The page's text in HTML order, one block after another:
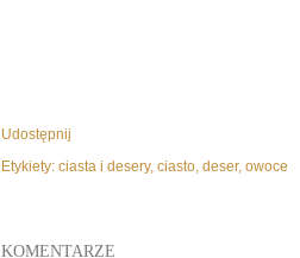
Udostępnij
Etykiety: ciasta i desery ciasto deser owoce
KOMENTARZE